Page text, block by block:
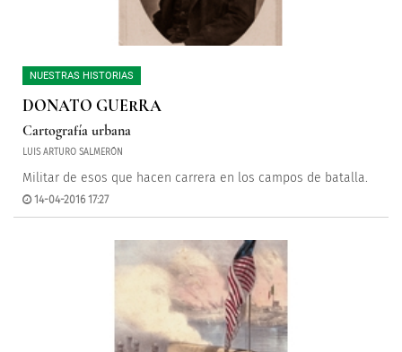
NUESTRAS HISTORIAS
DONATO GUERRA
Cartografía urbana
LUIS ARTURO SALMERÓN
Militar de esos que hacen carrera en los campos de batalla.
14-04-2016 17:27